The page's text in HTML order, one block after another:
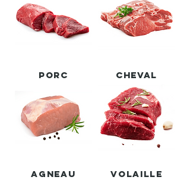
Porc
Agneau
Cheval
Volaille